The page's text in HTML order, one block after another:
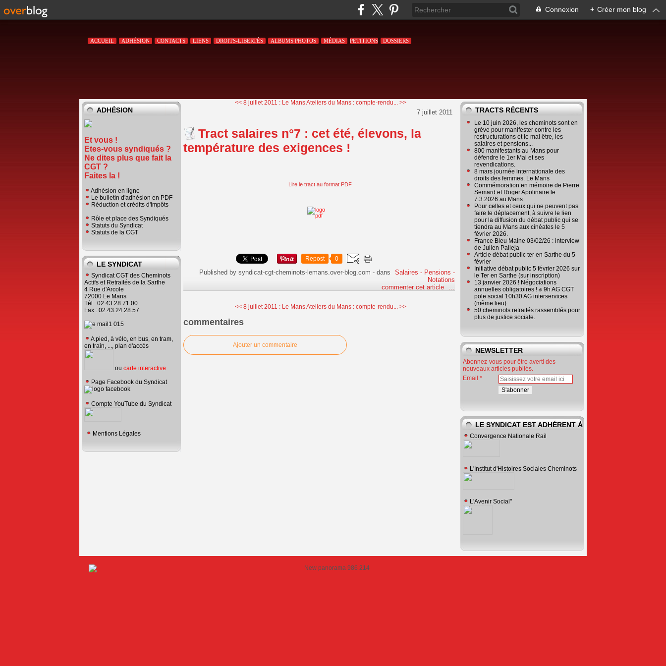
Connexion + Créer mon blog
ACCUEIL ADHÉSION CONTACTS LIENS DROITS-LIBERTÉS ALBUMS PHOTOS MÉDIAS PETITIONS DOSSIERS
ADHÉSION
Et vous !
Etes-vous syndiqués ?
Ne dites plus que fait la
CGT ?
Faites la !
Adhésion en ligne
Le bulletin d'adhésion en PDF
Réduction et crédits d'impôts
Rôle et place des Syndiqués
Statuts du Syndicat
Statuts de la CGT
LE SYNDICAT
Syndicat CGT des Cheminots
Actifs et Retraités de la Sarthe
4 Rue d'Arcole
72000 Le Mans
Tél : 02.43.28.71.00
Fax : 02.43.24.28.57
A pied, à vélo, en bus, en tram,
en train, ..., plan d'accès
ou carte interactive
Page Facebook du Syndicat
Compte YouTube du Syndicat
Mentions Légales
<< 8 juillet 2011 : Le MansAteliers du Mans : compte-rendu... >>
7 juillet 2011
Tract salaires n°7 : cet été, élevons, la
température des exigences !
Lire le tract au format PDF
Repost 0
Published by syndicat-cgt-cheminots-lemans.over-blog.com - dans
Salaires - Pensions -
Notations
commenter cet article
<< 8 juillet 2011 : Le MansAteliers du Mans : compte-rendu... >>
commentaires
Ajouter un commentaire
TRACTS RÉCENTS
Le 10 juin 2026, les cheminots sont en
grève pour manifester contre les
restructurations et le mal être, les
salaires et pensions...
800 manifestants au Mans pour
défendre le 1er Mai et ses
revendications.
8 mars journée internationale des
droits des femmes. Le Mans
Commémoration en mémoire de Pierre
Semard et Roger Apolinaire le
7.3.2026 au Mans
Pour celles et ceux qui ne peuvent pas
faire le déplacement, à suivre le lien
pour la diffusion du débat public qui se
tiendra au Mans aux cinéates le 5
février 2026.
France Bleu Maine 03/02/26 : interview
de Julien Palleja
Article débat public ter en Sarthe du 5
février
Initiative débat public 5 février 2026 sur
le Ter en Sarthe (sur inscription)
13 janvier 2026 ! Négociations
annuelles obligatoires ! ✊ 9h AG CGT
pole social 10h30 AG interservices
(même lieu)
50 cheminots retraités rassemblés pour
plus de justice sociale.
NEWSLETTER
Abonnez-vous pour être averti des
nouveaux articles publiés.
Email
LE SYNDICAT EST ADHÉRENT À
Convergence Nationale Rail
L'Institut d'Histoires Sociales Cheminots
L'Avenir Social"